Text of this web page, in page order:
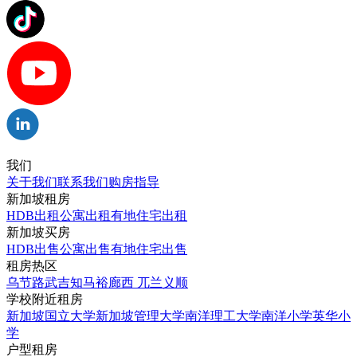
我们
关于我们联系我们购房指导
新加坡租房
HDB出租公寓出租有地住宅出租
新加坡买房
HDB出售公寓出售有地住宅出售
租房热区
乌节路武吉知马裕廊西 兀兰 义顺
学校附近租房
新加坡国立大学新加坡管理大学南洋理工大学南洋小学英华小
学
户型租房